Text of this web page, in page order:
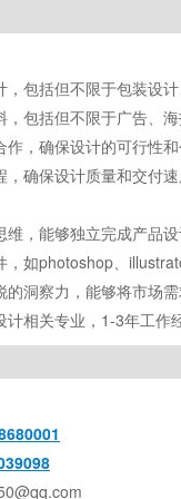
包括但不限于包装设计
包括但不限于广告、海
，确保设计的可行性和
确保设计质量和交付速
，能够独立完成产品设
如photoshop、
洞察力，能够将市场需
计相关专业，1-3年工作